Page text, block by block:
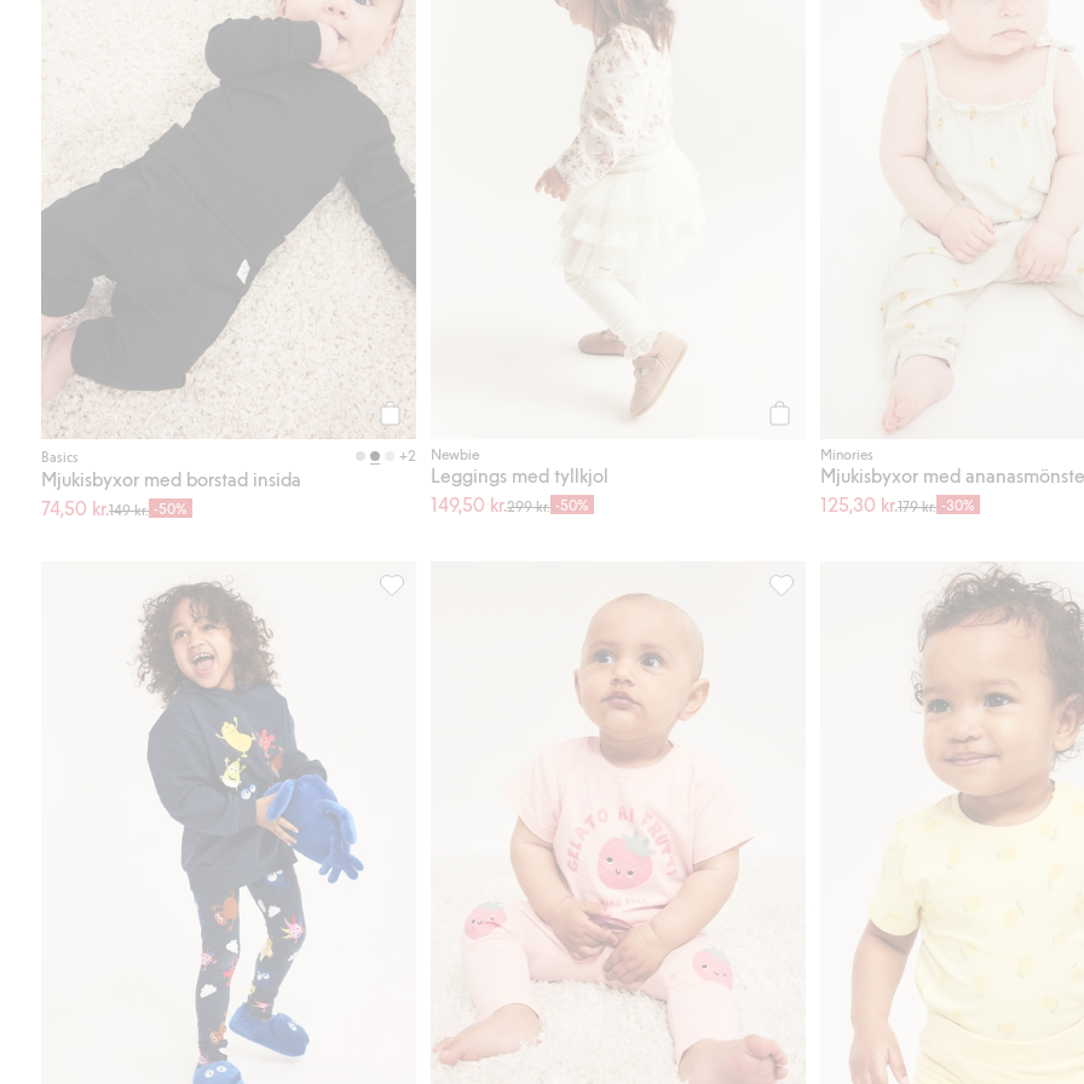
Köp
Basics +2
Mjukisbyxor med borstad insida
74,50 kr.149 kr. -50%
Newbie
Leggings med tyllkjol
149,50 kr.299 kr. -50%
Minories
Mjukisbyxor med
125,30 kr.179 kr. -30%
Leggings Babblarna, Lägg till i favoriter Leggings med applikation, Lägg till i